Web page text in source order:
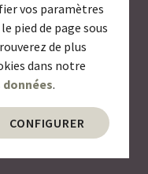
vos paramètres
pied de page sous
de plus
dans notre
.
CONFIGURER
nouveautés en
Abonnez-
à l’avenir des
les minéraux,
actives
les probiotiques et